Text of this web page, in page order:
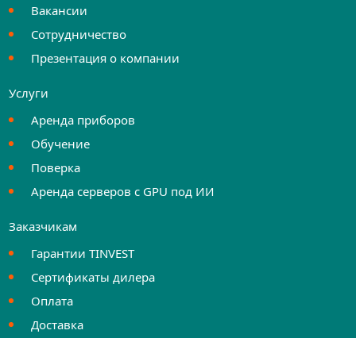
Вакансии
Сотрудничество
Презентация о компании
Услуги
Аренда приборов
Обучение
Поверка
Аренда серверов с GPU под ИИ
Заказчикам
Гарантии TINVEST
Сертификаты дилера
Оплата
Доставка